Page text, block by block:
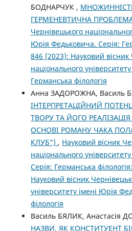
БОДНАРЧУК ,
ГЕРМЕНЕВТИЧНА
Чернівецького
Юрія Федьковича. Серія:
846 (2023): Науковий вісник
національного
Германська філологія
Анна ЗАДОРОЖНА, Василь
ІНТЕРПРЕТАЦІЙНИЙ
ТВОРУ ТА ЙОГО
ОСНОВІ РОМАНУ ЧАКА
КЛУБ") , Науковий вісник
національного
Серія: Германська
Науковий вісник
університету імені Юрія
філологія
Василь БЯЛИК, Анастасія
НАЗВИ, ЯК КОНСТИТУЕНТ